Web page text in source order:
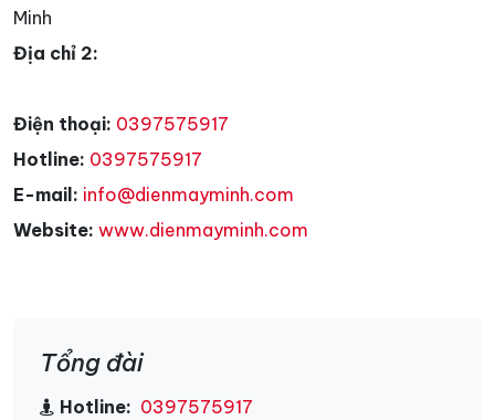
Minh
Địa chỉ 2:
Điện thoại: 0397575917
Hotline: 0397575917
E-mail: info@dienmayminh.com
Website: www.dienmayminh.com
Tổng đài
Hotline: 0397575917